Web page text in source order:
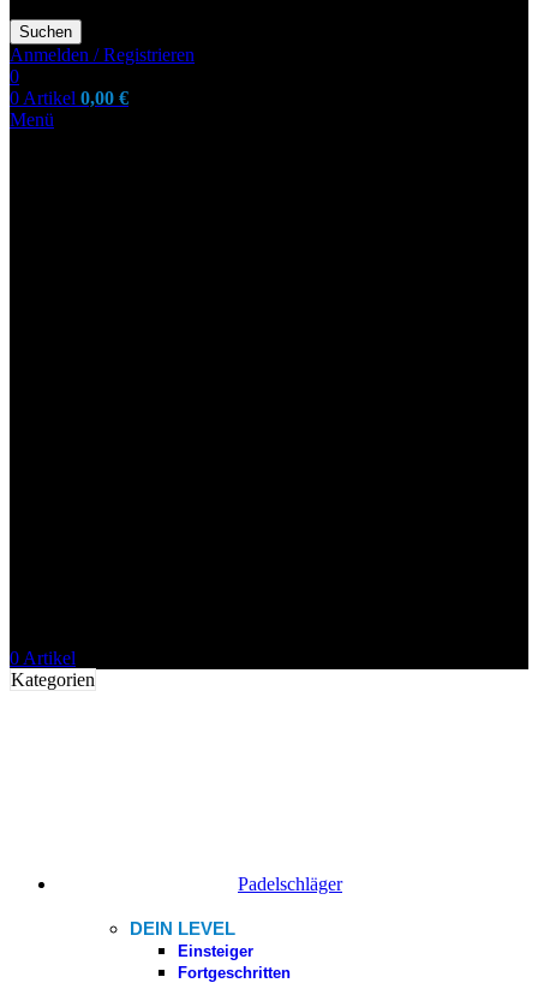
Suchen
Anmelden / Registrieren
0
0 Artikel 0,00 €
Menü
0 Artikel
Kategorien
Padelschläger
DEIN LEVEL
Einsteiger
Fortgeschritten